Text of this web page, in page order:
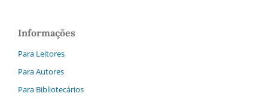
Informações
Para Leitores
Para Autores
Para Bibliotecários